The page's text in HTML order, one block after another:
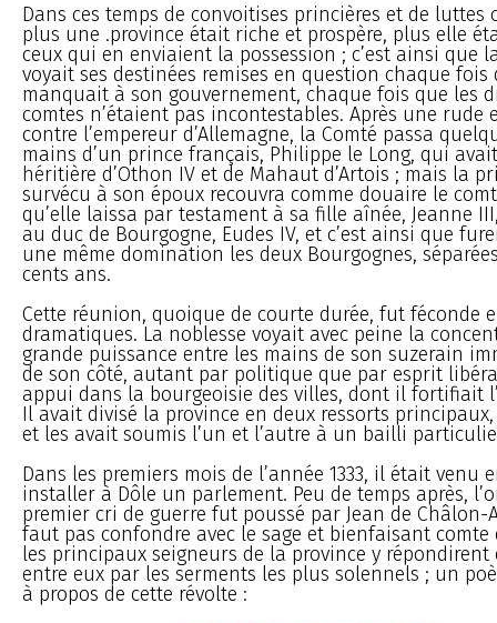
Dans ces temps de convoitises princières et de luttes
plus une .province était riche et prospère, plus elle
ceux qui en enviaient la possession ; c’est ainsi que
voyait ses destinées remises en question chaque fois
manquait à son gouvernement, chaque fois que les
comtes n’étaient pas incontestables. Après une rude
contre l’empereur d’Allemagne, la Comté passa
mains d’un prince français, Philippe le Long, qui
héritière d’Othon IV et de Mahaut d’Artois ; mais la
survécu à son époux recouvra comme douaire le
qu’elle laissa par testament à sa fille aînée, Jeanne
au duc de Bourgogne, Eudes IV, et c’est ainsi que
une même domination les deux Bourgognes,
cents ans.
Cette réunion, quoique de courte durée, fut féconde
dramatiques. La noblesse voyait avec peine la
grande puissance entre les mains de son suzerain
de son côté, autant par politique que par esprit
appui dans la bourgeoisie des villes, dont il fortifiait
Il avait divisé la province en deux ressorts
et les avait soumis l’un et l’autre à un bailli
Dans les premiers mois de l’année 1333, il était venu
installer à Dôle un parlement. Peu de temps après,
premier cri de guerre fut poussé par Jean de Châlon-
faut pas confondre avec le sage et bienfaisant comte
les principaux seigneurs de la province y répondirent
entre eux par les serments les plus solennels ; un
à propos de cette révolte :